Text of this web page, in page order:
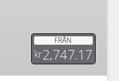
FRÅN
kr2,747.17